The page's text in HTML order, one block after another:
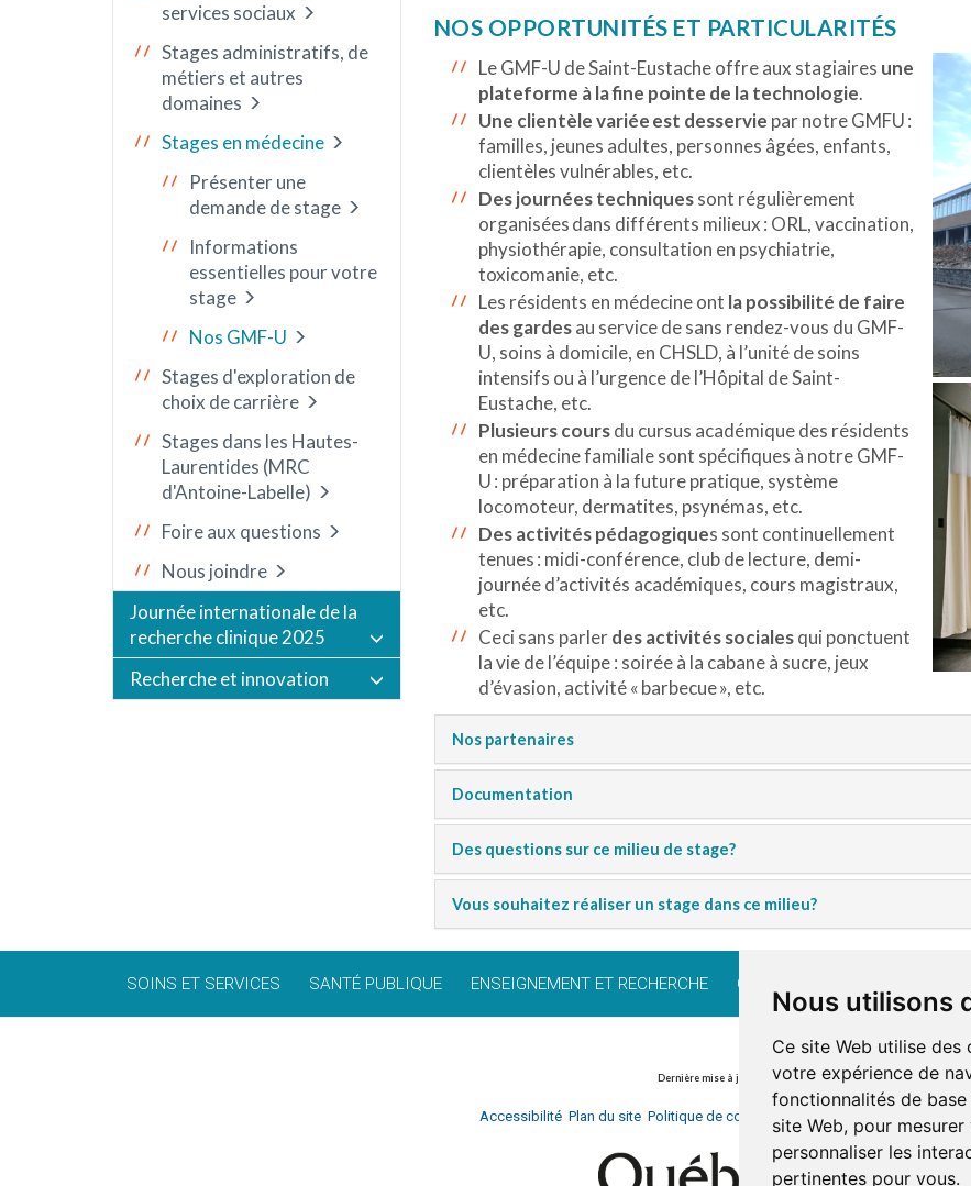
Nous utilisons
Ce site Web utilise
votre expérience de
fonctionnalités de base
site Web, pour
personnaliser les
pertinentes pour vous.
services sociaux
Stages administratifs, de
métiers et autres
domaines
Stages en médecine
Présenter une
demande de stage
Informations
essentielles pour votre
stage
Nos GMF-U
Stages d'exploration de
choix de carrière
Stages dans les Hautes-
Laurentides (MRC
d'Antoine-Labelle)
Foire aux questions
Nous joindre
Journée internationale de la
recherche clinique 2025
Recherche et innovation
NOS OPPORTUNITÉS ET PARTICULARITÉS
Le GMF-U de Saint-Eustache offre aux stagiaires une
plateforme à la fine pointe de la technologie.
Une clientèle variée est desservie par notre GMFU :
familles, jeunes adultes, personnes âgées, enfants,
clientèles vulnérables, etc.
Des journées techniquessont régulièrement
organisées dans différents milieux : ORL, vaccination,
physiothérapie, consultation en psychiatrie,
toxicomanie, etc.
Les résidents en médecine ont la possibilité de faire
des gardesau service de sans rendez-vous du GMF-
U, soins à domicile, en CHSLD, à l’unité de soins
intensifs ou à l’urgence de l’Hôpital de Saint-
Eustache, etc.
Plusieurs coursdu cursus académique des résidents
en médecine familiale sont spécifiques à notre GMF-
U : préparation à la future pratique, système
locomoteur, dermatites, psynémas, etc.
Des activités pédagogiques sont continuellement
tenues : midi-conférence, club de lecture, demi-
journée d’activités académiques, cours magistraux,
etc.
Ceci sans parlerdes activités socialesqui ponctuent
la vie de l’équipe : soirée à la cabane à sucre, jeux
d’évasion, activité «barbecue», etc.
Nos partenaires
Documentation
Des questions sur ce milieu de stage?
Vous souhaitez réaliser un stage dans ce milieu?
SOINS ET SERVICES SANTÉ PUBLIQUE ENSEIGNEMENT ET RECHERCHE CARRIÈRE
Dernière mise à jour: 21 août 2024
Accessibilité Plan du site Politique de confidentialité Documentation